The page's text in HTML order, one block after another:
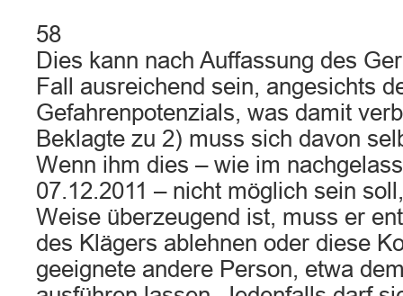
58
Dies kann nach Auffassung des
Fall ausreichend sein, angesichts
Gefahrenpotenzials, was damit
Beklagte zu 2) muss sich davon
Wenn ihm dies – wie im
07.12.2011 – nicht möglich sein
Weise überzeugend ist, muss er
des Klägers ablehnen oder diese
geeignete andere Person, etwa